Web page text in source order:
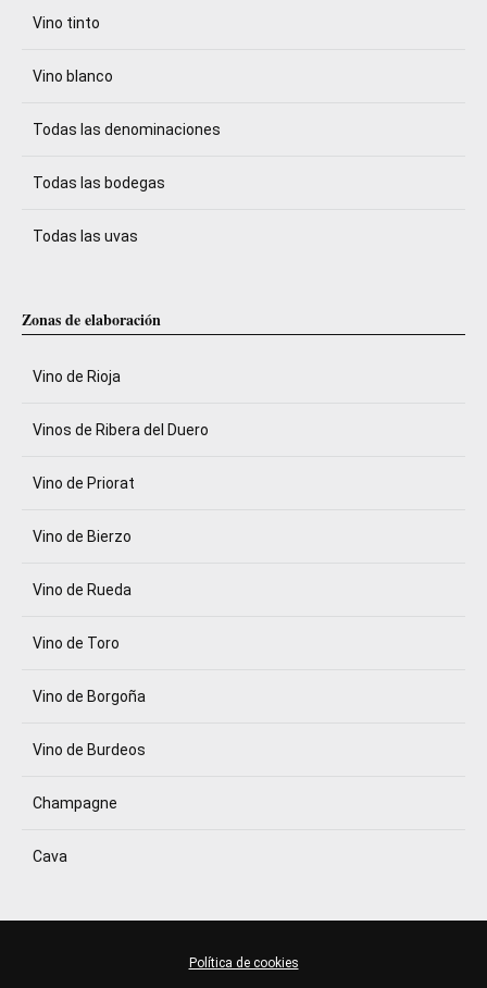
Vino tinto
Vino blanco
Todas las denominaciones
Todas las bodegas
Todas las uvas
Zonas de elaboración
Vino de Rioja
Vinos de Ribera del Duero
Vino de Priorat
Vino de Bierzo
Vino de Rueda
Vino de Toro
Vino de Borgoña
Vino de Burdeos
Champagne
Cava
Política de cookies